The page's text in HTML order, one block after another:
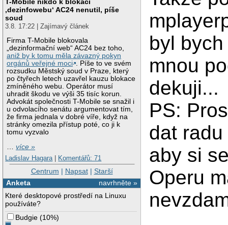
‚dezinfowebu‘ AC24 nenutil, píše
soud
3.8. 17:22 | Zajímavý článek
Firma T-Mobile blokovala
„dezinformační web“ AC24 bez toho,
aniž by k tomu měla závazný pokyn
orgánů veřejné moci . Píše to ve svém
rozsudku Městský soud v Praze, který
po čtyřech letech uzavřel kauzu blokace
zmíněného webu. Operátor musí
uhradit škodu ve výši 35 tisíc korun.
Advokát společnosti T-Mobile se snažil i
u odvolacího senátu argumentovat tím,
že firma jednala v dobré víře, když na
stránky omezila přístup poté, co ji k
tomu vyzvalo
…více »
Ladislav Hagara | Komentářů: 71
Centrum | Napsat| Starší
navrhněte »
Anketa
Které desktopové prostředí na Linuxu
používáte?
Budgie (10%)
byl
mnou
dekuji...
PS:
dat
aby si
Operu